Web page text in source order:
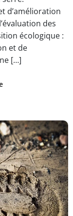
d’amélioration
des
écologique :
et de
[…]